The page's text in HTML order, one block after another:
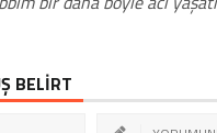
BELİRT